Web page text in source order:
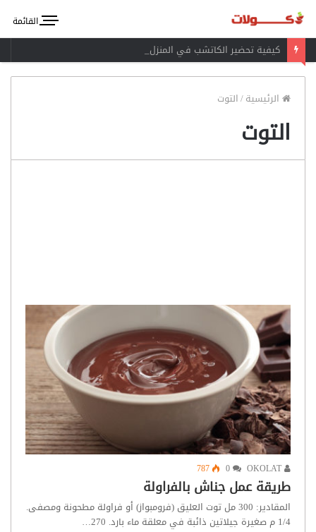
القائمة
كيفية تحضير الكاتشب في المنزل
الرئيسية/التوت
التوت
787
طريقة عمل جناش بالفراولة
المقادير: 300 مل توت العليق (فرومبواز) أو فراولة مطحونة ومصفى.
1/4 م صغيرة جيلاتين ذائبة في معلقة ماء بارد. 270…